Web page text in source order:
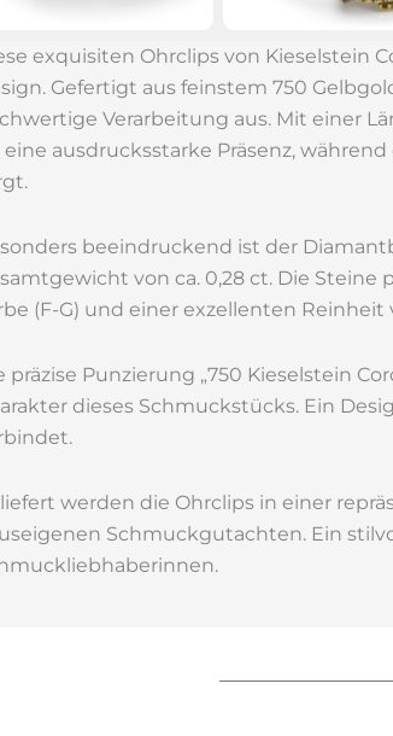
exquisiten Ohrclips von Kieselstein
Gefertigt aus feinstem 750
Verarbeitung aus. Mit einer
eine ausdrucksstarke Präsenz,
beeindruckend ist der
von ca. 0,28 ct. Die
(F-G) und einer exzellenten
präzise Punzierung „750 Kieselstein
dieses Schmuckstücks. Ein
werden die Ohrclips in einer
Schmuckgutachten. Ein